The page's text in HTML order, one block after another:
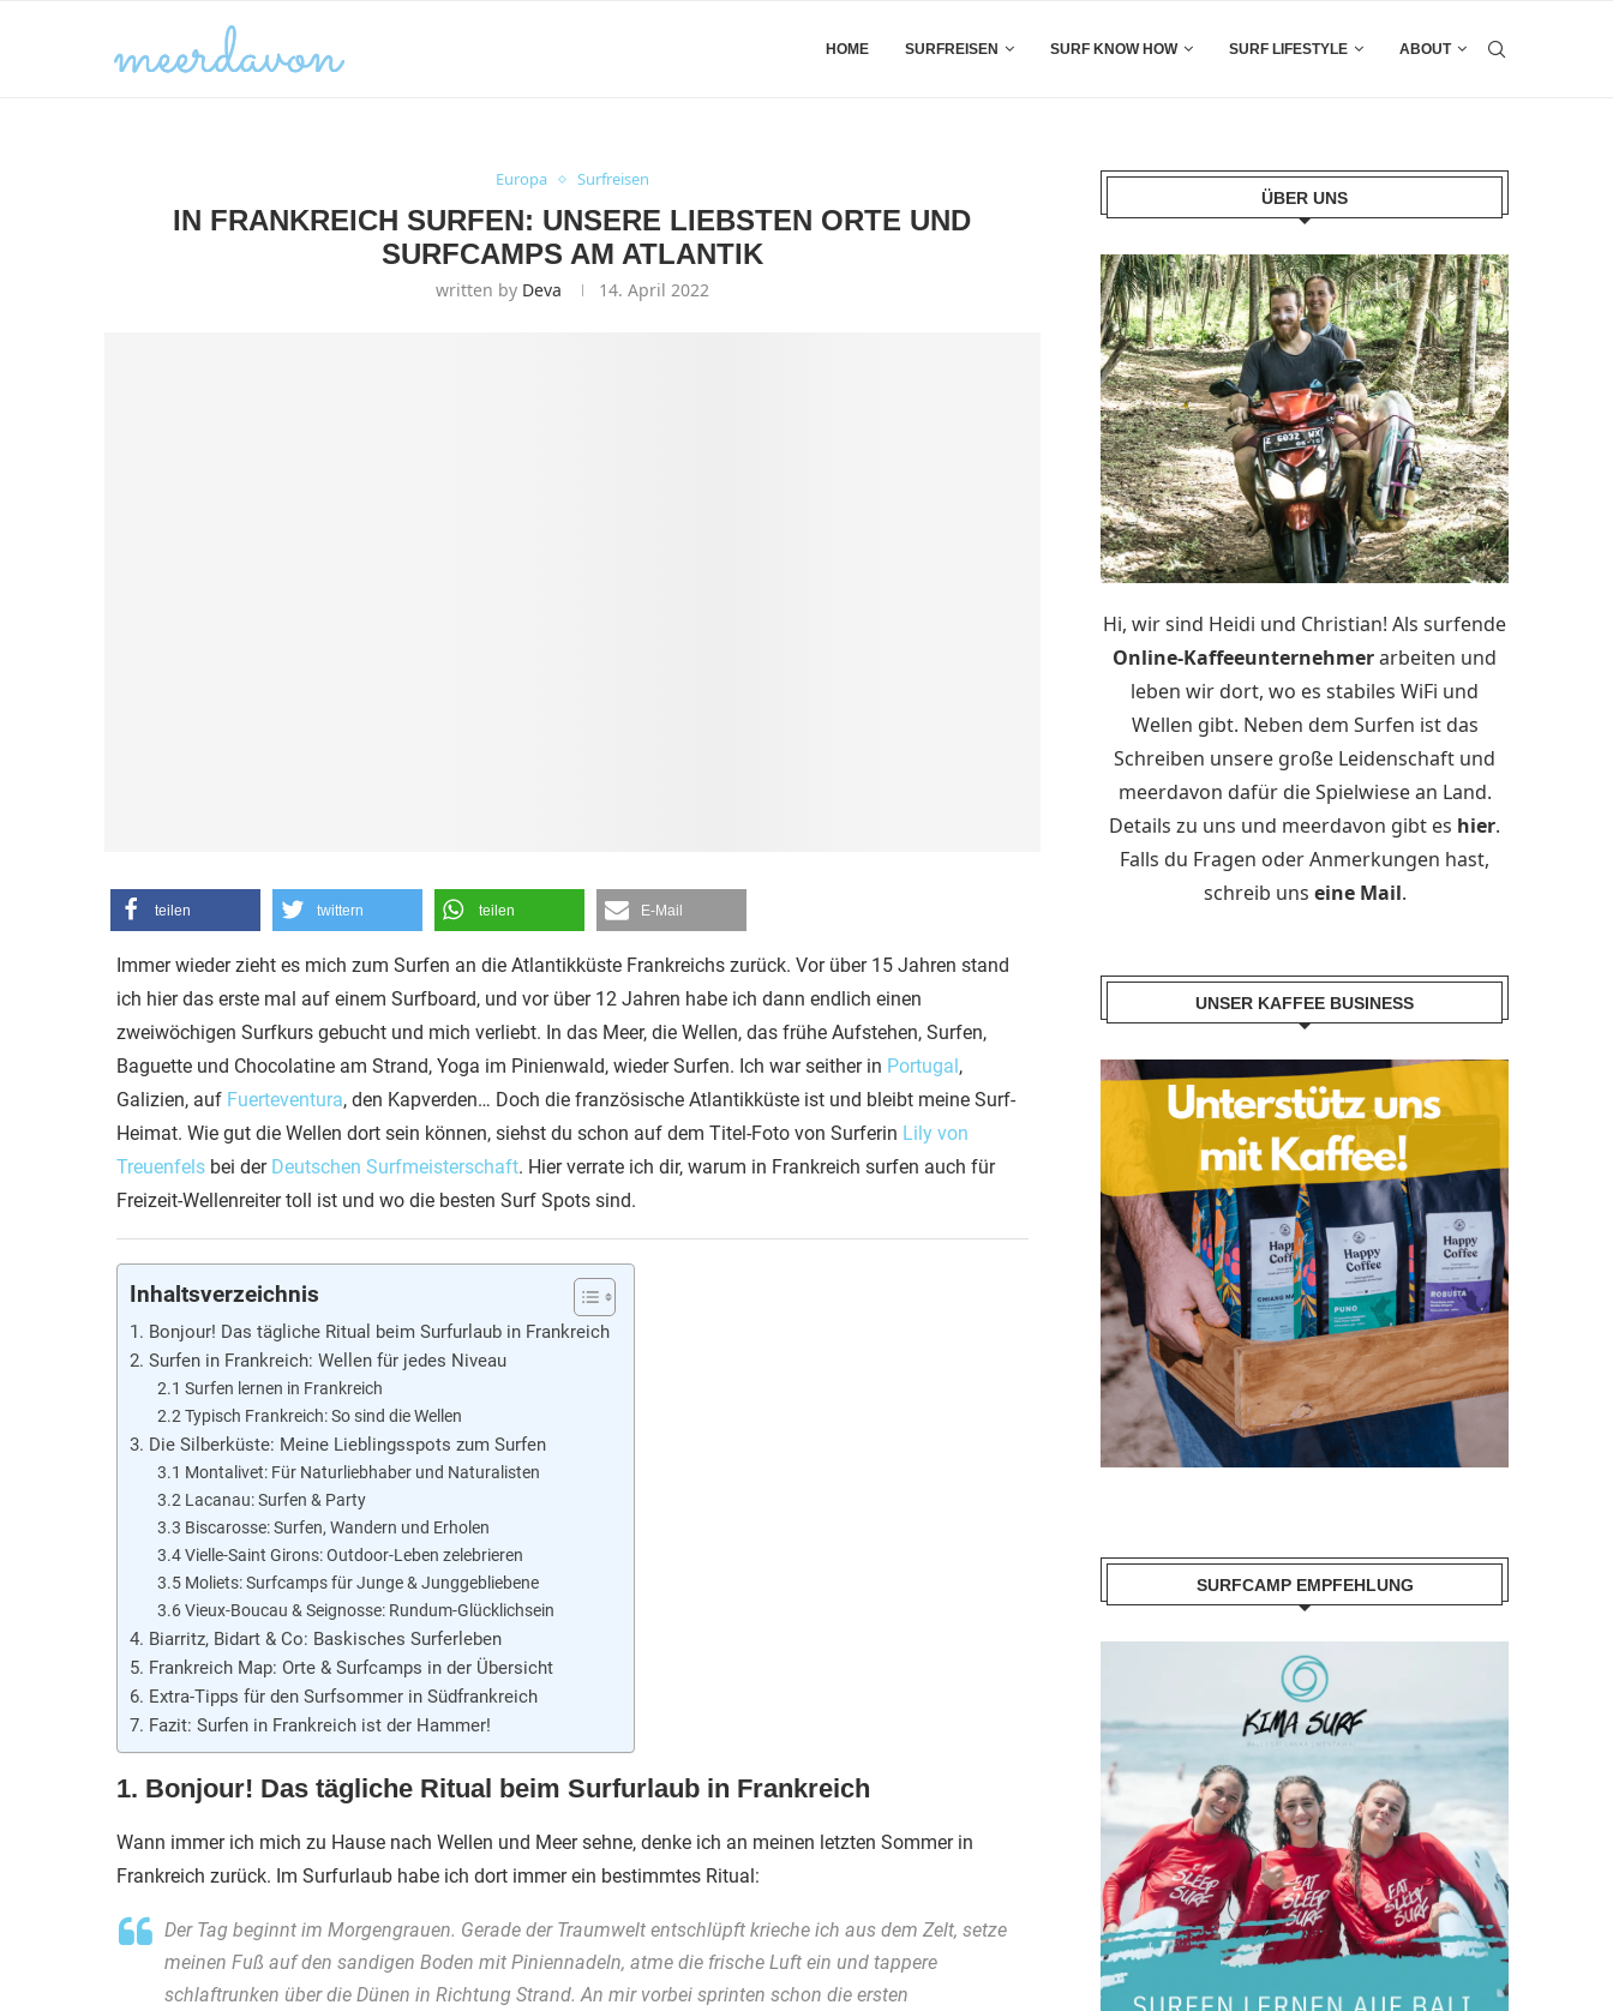
HOME SURFREISEN SURF KNOW HOW SURF LIFESTYLE ABOUT
Europa Surfreisen
IN FRANKREICH SURFEN: UNSERE LIEBSTEN ORTE UND
SURFCAMPS AM ATLANTIK
written by Deva 14. April 2022
teilen twittern teilen E-Mail
Immer wieder zieht es mich zum Surfen an die Atlantikküste Frankreichs zurück. Vor über 15 Jahren stand
ich hier das erste mal auf einem Surfboard, und vor über 12 Jahren habe ich dann endlich einen
zweiwöchigen Surfkurs gebucht und mich verliebt. In das Meer, die Wellen, das frühe Aufstehen, Surfen,
Baguette und Chocolatine am Strand, Yoga im Pinienwald, wieder Surfen. Ich war seither in Portugal ,
Galizien, auf Fuerteventura, den Kapverden… Doch die französische Atlantikküste ist und bleibt meine Surf-
Heimat. Wie gut die Wellen dort sein können, siehst du schon auf dem Titel-Foto von Surferin Lily von
Treuenfels bei der Deutschen Surfmeisterschaft. Hier verrate ich dir, warum in Frankreich surfen auch für
Freizeit-Wellenreiter toll ist und wo die besten Surf Spots sind.
Inhaltsverzeichnis
1. Bonjour! Das tägliche Ritual beim Surfurlaub in Frankreich
2. Surfen in Frankreich: Wellen für jedes Niveau
2.1 Surfen lernen in Frankreich
2.2 Typisch Frankreich: So sind die Wellen
3. Die Silberküste: Meine Lieblingsspots zum Surfen
3.1 Montalivet: Für Naturliebhaber und Naturalisten
3.2 Lacanau: Surfen & Party
3.3 Biscarosse: Surfen, Wandern und Erholen
3.4 Vielle-Saint Girons: Outdoor-Leben zelebrieren
3.5 Moliets: Surfcamps für Junge & Junggebliebene
3.6 Vieux-Boucau & Seignosse: Rundum-Glücklichsein
4. Biarritz, Bidart & Co: Baskisches Surferleben
5. Frankreich Map: Orte & Surfcamps in der Übersicht
6. Extra-Tipps für den Surfsommer in Südfrankreich
7. Fazit: Surfen in Frankreich ist der Hammer!
1. Bonjour! Das tägliche Ritual beim Surfurlaub in Frankreich
Wann immer ich mich zu Hause nach Wellen und Meer sehne, denke ich an meinen letzten Sommer in
Frankreich zurück. Im Surfurlaub habe ich dort immer ein bestimmtes Ritual:
Der Tag beginnt im Morgengrauen. Gerade der Traumwelt entschlüpft krieche ich aus dem Zelt, setze
meinen Fuß auf den sandigen Boden mit Piniennadeln, atme die frische Luft ein und tappere
schlaftrunken über die Dünen in Richtung Strand. An mir vorbei sprinten schon die ersten
ÜBER UNS
Hi, wir sind Heidi und Christian! Als surfende
Online-Kaffeeunternehmerarbeiten und
leben wir dort, wo es stabiles WiFi und
Wellen gibt. Neben dem Surfen ist das
Schreiben unsere große Leidenschaft und
meerdavon dafür die Spielwiese an Land.
Details zu uns und meerdavon gibt es hier.
Falls du Fragen oder Anmerkungen hast,
schreib uns eine Mail.
UNSER KAFFEE BUSINESS
SURFCAMP EMPFEHLUNG